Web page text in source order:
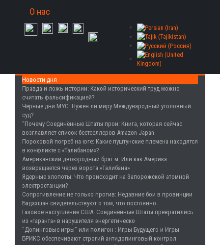
О нас
Новости дня
Правда и ложь истории: Какой исторический труд можно
считать фальсификацией?
Чёрные дни МУС: Нужен ли миру Международный уголовный
суд?
“Почему Соединённые Штаты прои: Книга, которая сейчас
возглавляет список бестселлеров Amazon Japan
Пороховой погреб на юге: Какие пуштунские племена находятся
в конфликте с «Талибаном»?
Американский двоюродный брат м: Или как Америка
возвращается через ворота «Талибана»
Ядерные хлопоты: Что происходит на Запорожской атомной
электростанции?
Сопротивление не только против: Недавние бои в провинции
Бадахшан свидетельствуют о том, что постоянно
Газовое наступление США: Соединённые Штаты превратились
из «гаранта» в нарушителя энергетическо
“Допинговые игры” или полигон : Игры Будущего и Игры
БРИКС обеспечивают строгий антидопинговый контрол